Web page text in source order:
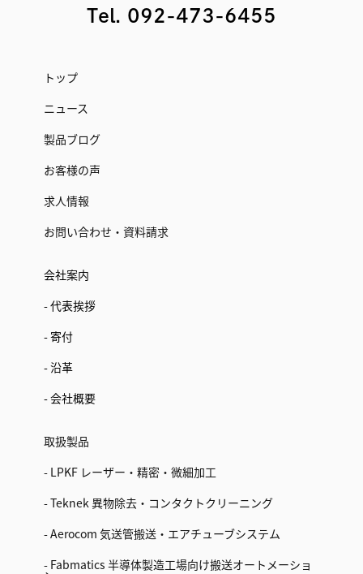
Tel. 092-473-6455
トップ
ニュース
製品ブログ
お客様の声
求人情報
お問い合わせ・資料請求
会社案内
- 代表挨拶
- 寄付
- 沿革
- 会社概要
取扱製品
- LPKF レーザー・精密・微細加工
- Teknek 異物除去・コンタクトクリーニング
- Aerocom 気送管搬送・エアチューブシステム
- Fabmatics 半導体製造工場向け搬送オートメーショ